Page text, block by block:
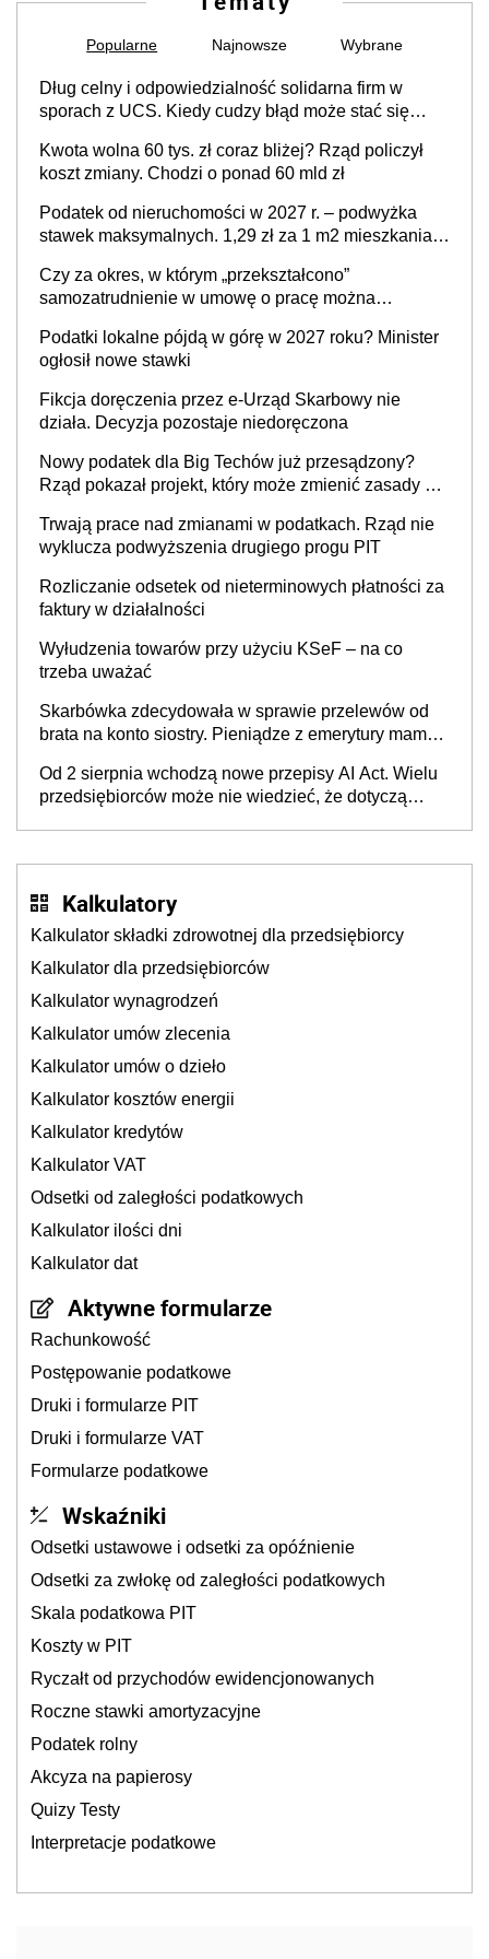
Popularne Najnowsze Wybrane
Dług celny i odpowiedzialność solidarna firm w
sporach z UCS. Kiedy cudzy błąd może stać się
Kwota wolna 60 tys. zł coraz bliżej? Rząd policzył
koszt zmiany. Chodzi o ponad 60 mld zł
Podatek od nieruchomości w 2027 r. – podwyżka
stawek maksymalnych. 1,29 zł za 1 m2 mieszkania,
prowadzeniem działalności gospodarczej
Czy za okres, w którym „przekształcono”
samozatrudnienie w umowę o pracę można
cywilnoprawnej jedynym racjonalnym wyjściem
Podatki lokalne pójdą w górę w 2027 roku? Minister
ogłosił nowe stawki
Fikcja doręczenia przez e-Urząd Skarbowy nie
działa. Decyzja pozostaje niedoręczona
Nowy podatek dla Big Techów już przesądzony?
Rząd pokazał projekt, który może zmienić zasady gry
Trwają prace nad zmianami w podatkach. Rząd nie
wyklucza podwyższenia drugiego progu PIT
Rozliczanie odsetek od nieterminowych płatności za
faktury w działalności
Wyłudzenia towarów przy użyciu KSeF – na co
trzeba uważać
Skarbówka zdecydowała w sprawie przelewów od
brata na konto siostry. Pieniądze z emerytury mamy
będzie
Od 2 sierpnia wchodzą nowe przepisy AI Act. Wielu
przedsiębiorców może nie wiedzieć, że dotyczą
Kalkulatory
Kalkulator składki zdrowotnej dla przedsiębiorcy
Kalkulator dla przedsiębiorców
Kalkulator wynagrodzeń
Kalkulator umów zlecenia
Kalkulator umów o dzieło
Kalkulator kosztów energii
Kalkulator kredytów
Kalkulator VAT
Odsetki od zaległości podatkowych
Kalkulator ilości dni
Kalkulator dat
Aktywne formularze
Rachunkowość
Postępowanie podatkowe
Druki i formularze PIT
Druki i formularze VAT
Formularze podatkowe
Wskaźniki
Odsetki ustawowe i odsetki za opóźnienie
Odsetki za zwłokę od zaległości podatkowych
Skala podatkowa PIT
Koszty w PIT
Ryczałt od przychodów ewidencjonowanych
Roczne stawki amortyzacyjne
Podatek rolny
Akcyza na papierosy
Quizy Testy
Interpretacje podatkowe